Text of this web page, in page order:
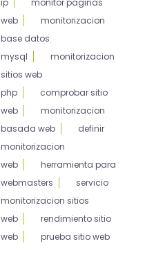
ip
monitor paginas
web
monitorizacion
base datos
mysql
monitorizacion
sitios web
php
comprobar sitio
web
monitorizacion
basada web
definir
monitorizacion
web
herramienta para
webmasters
servicio
monitorizacion sitios
web
rendimiento sitio
web
prueba sitio web